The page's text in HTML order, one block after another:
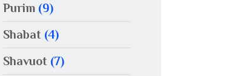
Purim (9)
Shabat (4)
Shavuot (7)